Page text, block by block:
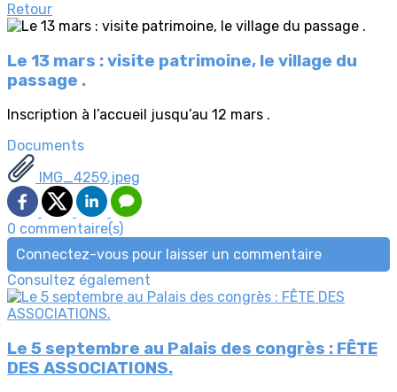
Retour
Le 13 mars : visite patrimoine, le village du
passage .
Inscription à l’accueil jusqu’au 12 mars .
Documents
IMG_4259.jpeg
0 commentaire(s)
Connectez-vous pour laisser un commentaire
Consultez également
Le 5 septembre au Palais des congrès : FÊTE
DES ASSOCIATIONS.